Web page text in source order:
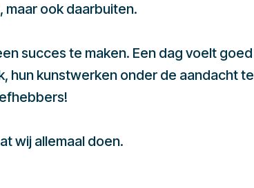
ook daarbuiten.
succes te maken. Een dag voelt goed
hun kunstwerken onder de aandacht te
wij allemaal doen.